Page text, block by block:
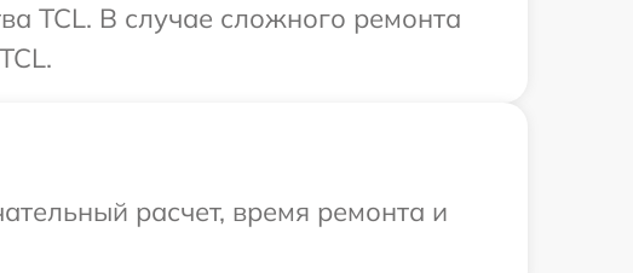
TCL. В случае сложного ремонта
расчет, время ремонта и